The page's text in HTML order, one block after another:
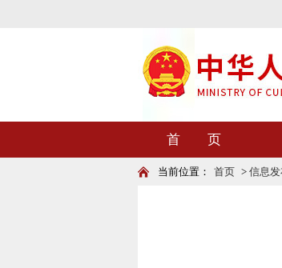
首 页
当前位置： 首页 > 信息